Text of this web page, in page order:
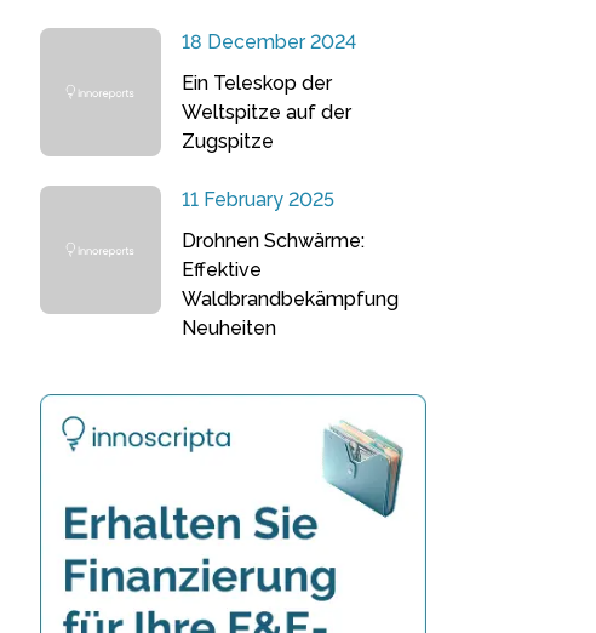
18 December 2024
Ein Teleskop der
Weltspitze auf der
Zugspitze
11 February 2025
Drohnen Schwärme:
Effektive
Waldbrandbekämpfung
Neuheiten